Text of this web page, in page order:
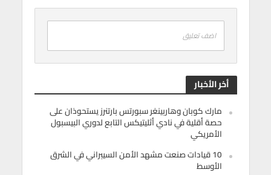
اضف تعليق
أخر الأخبار
مارك كوبان وهاربينغر سبورتس بارتنرز يستحوذان على
حصة أقلية في نادي أثليتيكس التابع لدوري البيسبول
الأمريكي
10 قيادات صنعت مشهد الأمن السيبراني في الشرق
الأوسط